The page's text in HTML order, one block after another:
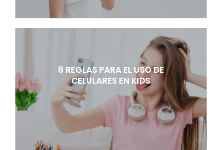
8 REGLAS PARA EL USO DE
CELULARES EN KIDS